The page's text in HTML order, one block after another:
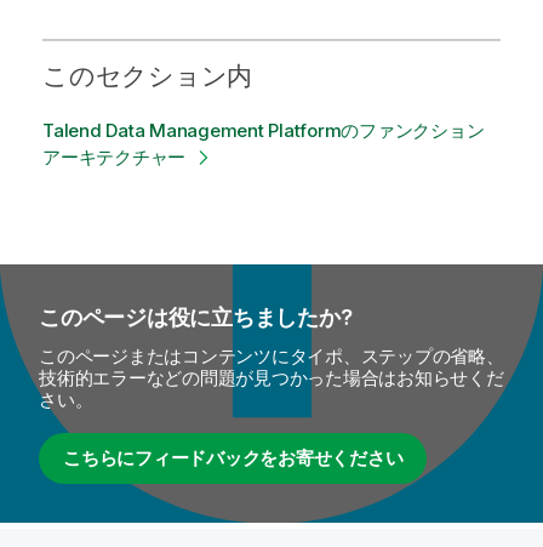
i
y
n
o
このセクション内
Talend Data Management Platformのファンクション
アーキテクチャー
このページは役に立ちましたか?
このページまたはコンテンツにタイポ、ステップの省略、
技術的エラーなどの問題が見つかった場合はお知らせくだ
さい。
こちらにフィードバックをお寄せください